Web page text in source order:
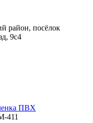
район, посёлок
9с4
ПВХ
411